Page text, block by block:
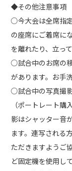
◆その他注意事項
○今大会は全席指
の座席にご着席に
を離れたり、立っ
○試合中のお席の
があります。お手
○試合中の写真撮
（ポートレート
影はシャッター音
ます。連写される
ただきますようご
ど固定機を使用し